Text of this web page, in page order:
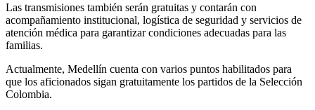
Las transmisiones también serán gratuitas y contarán con
acompañamiento institucional, logística de seguridad y servicios de
atención médica para garantizar condiciones adecuadas para las
familias.
Actualmente, Medellín cuenta con varios puntos habilitados para
que los aficionados sigan gratuitamente los partidos de la Selección
Colombia.